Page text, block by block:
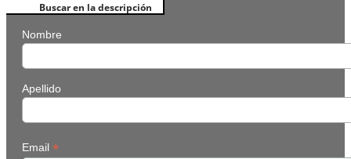
Buscar en la descripción
Nombre
Apellido
Email *